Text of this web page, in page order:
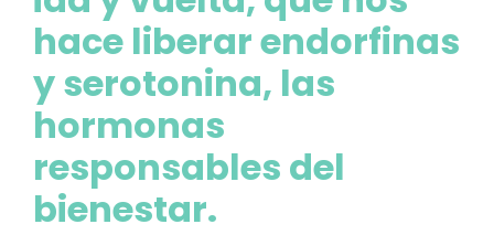
hace liberar endorfinas
y serotonina, las
hormonas
responsables del
bienestar.